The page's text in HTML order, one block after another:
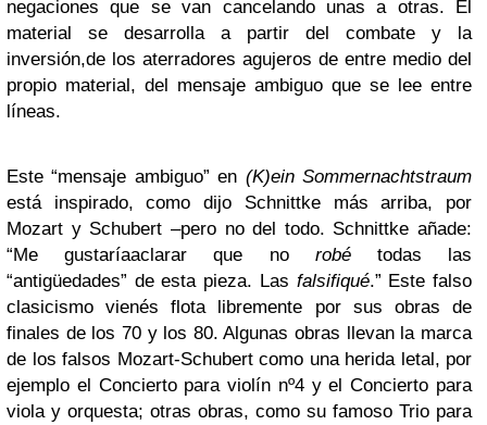
negaciones que se van cancelando unas a otras. El
material se desarrolla a partir del combate y la
inversión,de los aterradores agujeros de entre medio del
propio material, del mensaje ambiguo que se lee entre
líneas.
Este “mensaje ambiguo” en (K)ein Sommernachtstraum
está inspirado, como dijo Schnittke más arriba, por
Mozart y Schubert –pero no del todo. Schnittke añade:
“Me gustaríaaclarar que no robétodas las
“antigüedades” de esta pieza. Las falsifiqué.” Este falso
clasicismo vienés flota libremente por sus obras de
finales de los 70 y los 80. Algunas obras llevan la marca
de los falsos Mozart-Schubert como una herida letal, por
ejemplo el Concierto para violín nº4 y el Concierto para
viola y orquesta; otras obras, como su famoso Trio para